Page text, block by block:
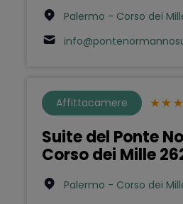
Palermo - Corso dei
Affittacamere
Suite del Ponte
Corso dei Mille
Palermo - Corso dei